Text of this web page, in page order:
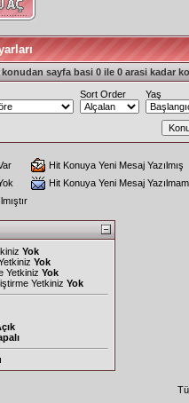
konudan sayfa basi 0 ile 0 arasi kadar
Sort Order Yaş
Hit Konuya Yeni Mesaj Yazılmış
Hit Konuya Yeni Mesaj
Yok
Yok
Yetkiniz Yok
Yetkiniz Yok